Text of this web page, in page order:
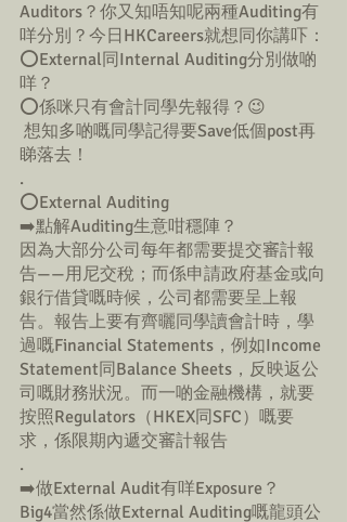
Auditors？你又知唔知呢兩種Auditing有
咩分別？今日HKCareers就想同你講吓：
⭕️External同Internal Auditing分別做啲
咩？
⭕️係咪只有會計同學先報得？😉
睇落去！
.
⭕️External Auditing
➡️點解Auditing生意咁穩陣？
因為大部分公司每年都需要提交審計報
告——用尼交稅；而係申請政府基金或向
銀行借貸嘅時候，公司都需要呈上報
告。報告上要有齊曬同學讀會計時，學
過嘅Financial Statements，例如Income
Statement同Balance Sheets，反映返公
司嘅財務狀況。而一啲金融機構，就要
按照Regulators（HKEX同SFC）嘅要
求，係限期內遞交審計報告
.
➡️做External Audit有咩Exposure？
Big4當然係做External Auditing嘅龍頭公